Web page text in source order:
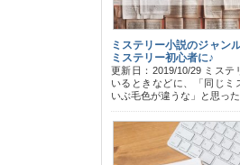
ミステリー小説のジャン
ミステリー初心者に♪
更新日：2019/10/29 ミステ
いるときなどに、「同じミ
いぶ毛色が違うな」と思っ